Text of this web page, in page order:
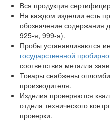
Вся продукция
На каждом изделии есть
обозначение содержания
925-я, 999-я).
Пробы устанавливаются
государственной
соответствия металла
Товары снабжены
производителя.
Изделия проверяются
отдела технического
проверки.